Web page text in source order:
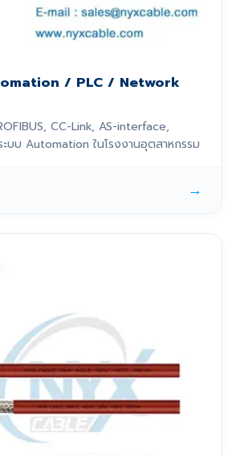
/ PLC / Network
CC-Link, AS-interface,
บบ Automation ในโรงงานอุตสาหกรรม
→